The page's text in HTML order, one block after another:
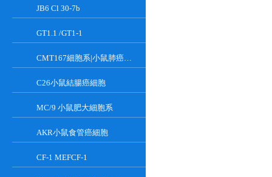
JB6 Cl 30-7b
GT1.1 /GT1-1
CMT167細胞系|小鼠肺癌細胞
C26小鼠結腸癌細胞
MC/9 小鼠肥大細胞系
AKR小鼠食管癌細胞
CF-1 MEFCF-1